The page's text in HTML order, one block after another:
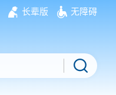
长辈版 无障碍